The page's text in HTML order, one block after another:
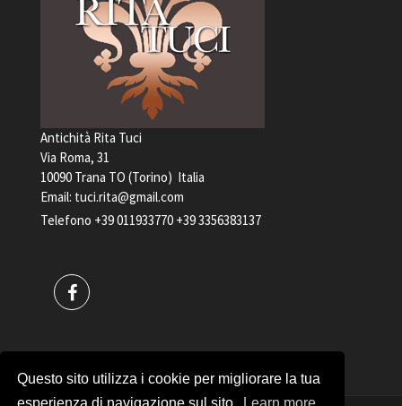
Questo sito utilizza i cookie per migliorare la tua
Antichità Rita Tuci
Via Roma, 31
10090 Trana TO (Torino) Italia
Email: tuci.rita@gmail.com
Telefono +39 011933770 +39 3356383137